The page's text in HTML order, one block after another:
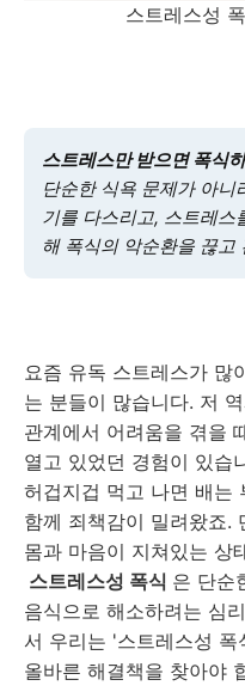
스트레스성
스트레스만 받으면 폭식
단순한 식욕 문제가 아니
기를 다스리고, 스트레스
해 폭식의 악순환을 끊고
요즘 유독 스트레스가 많
는 분들이 많습니다. 저
관계에서 어려움을 겪을
열고 있었던 경험이 있습
허겁지겁 먹고 나면 배는
함께 죄책감이 밀려왔죠.
몸과 마음이 지쳐있는 상
스트레스성 폭식 은 단순
음식으로 해소하려는 심
서 우리는 '스트레스성
올바른 해결책을 찾아야